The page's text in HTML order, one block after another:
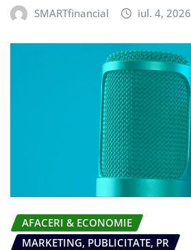
SMARTfinancial iul. 4, 2026
AFACERI & ECONOMIE
MARKETING, PUBLICITATE, PR